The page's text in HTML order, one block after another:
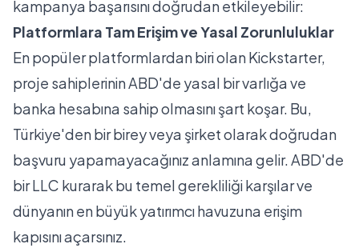
kampanya başarısını doğrudan etkileyebilir:
Platformlara Tam Erişim ve Yasal Zorunluluklar
En popüler platformlardan biri olan Kickstarter,
proje sahiplerinin ABD'de yasal bir varlığa ve
banka hesabına sahip olmasını şart koşar. Bu,
Türkiye'den bir birey veya şirket olarak doğrudan
başvuru yapamayacağınız anlamına gelir. ABD'de
bir LLC kurarak bu temel gerekliliği karşılar ve
dünyanın en büyük yatırımcı havuzuna erişim
kapısını açarsınız.